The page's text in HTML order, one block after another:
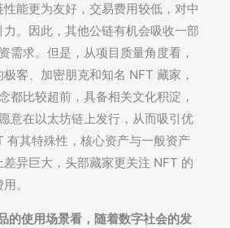
能更为友好，交易费用较低，对中
。因此，其他公链有机会吸收一部
需求。但是，从项目质量角度看，
客、加密朋克和知名 NFT 藏家，
都比较超前，具备相关文化积淀，
意在以太坊链上发行，从而吸引优
有其特殊性，核心资产与一般资产
异巨大，头部藏家更关注 NFT 的
。
的使用场景看，随着数字社会的发